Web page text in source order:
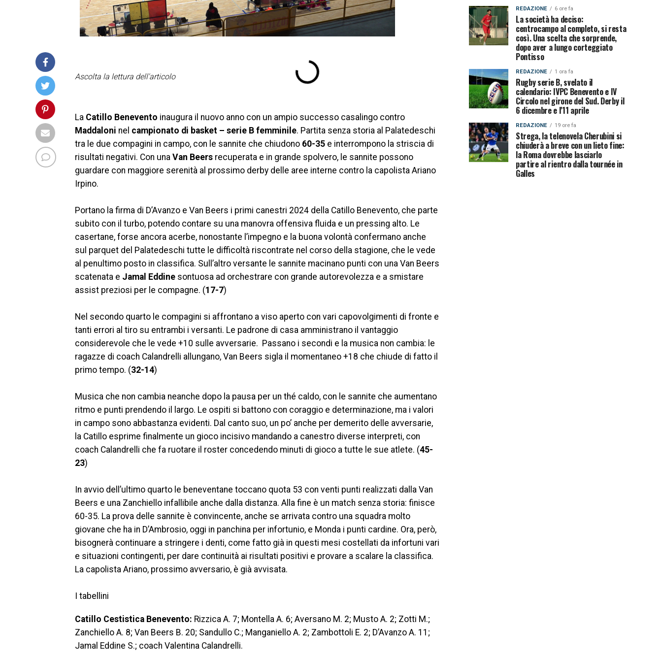
Ascolta la lettura dell'articolo
La Catillo Benevento inaugura il nuovo anno con un ampio successo casalingo contro
Maddaloni nel campionato di basket – serie B femminile. Partita senza storia al Palatedeschi
tra le due compagini in campo, con le sannite che chiudono 60-35 e interrompono la striscia di
risultati negativi. Con una Van Beers recuperata e in grande spolvero, le sannite possono
guardare con maggiore serenità al prossimo derby delle aree interne contro la capolista Ariano
Irpino.
Portano la firma di D’Avanzo e Van Beers i primi canestri 2024 della Catillo Benevento, che parte
subito con il turbo, potendo contare su una manovra offensiva fluida e un pressing alto. Le
casertane, forse ancora acerbe, nonostante l’impegno e la buona volontà confermano anche
sul parquet del Palatedeschi tutte le difficoltà riscontrate nel corso della stagione, che le vede
al penultimo posto in classifica. Sull’altro versante le sannite macinano punti con una Van Beers
scatenata e Jamal Eddine sontuosa ad orchestrare con grande autorevolezza e a smistare
assist preziosi per le compagne. (17-7)
Nel secondo quarto le compagini si affrontano a viso aperto con vari capovolgimenti di fronte e
tanti errori al tiro su entrambi i versanti. Le padrone di casa amministrano il vantaggio
considerevole che le vede +10 sulle avversarie. Passano i secondi e la musica non cambia: le
ragazze di coach Calandrelli allungano, Van Beers sigla il momentaneo +18 che chiude di fatto il
primo tempo. (32-14)
Musica che non cambia neanche dopo la pausa per un thé caldo, con le sannite che aumentano
ritmo e punti prendendo il largo. Le ospiti si battono con coraggio e determinazione, ma i valori
in campo sono abbastanza evidenti. Dal canto suo, un po’ anche per demerito delle avversarie,
la Catillo esprime finalmente un gioco incisivo mandando a canestro diverse interpreti, con
coach Calandrelli che fa ruotare il roster concedendo minuti di gioco a tutte le sue atlete. (45-
23)
In avvio dell’ultimo quarto le beneventane toccano quota 53 con venti punti realizzati dalla Van
Beers e una Zanchiello infallibile anche dalla distanza. Alla fine è un match senza storia: finisce
60-35. La prova delle sannite è convincente, anche se arrivata contro una squadra molto
giovane che ha in D’Ambrosio, oggi in panchina per infortunio, e Monda i punti cardine. Ora, però,
bisognerà continuare a stringere i denti, come fatto già in questi mesi costellati da infortuni vari
e situazioni contingenti, per dare continuità ai risultati positivi e provare a scalare la classifica.
La capolista Ariano, prossimo avversario, è già avvisata.
I tabellini
Catillo Cestistica Benevento: Rizzica A. 7; Montella A. 6; Aversano M. 2; Musto A. 2; Zotti M.;
Zanchiello A. 8; Van Beers B. 20; Sandullo C.; Manganiello A. 2; Zambottoli E. 2; D’Avanzo A. 11;
Jamal Eddine S.; coach Valentina Calandrelli.
REDAZIONE 6 ore fa
La società ha deciso:
centrocampo al completo, si resta
così. Una scelta che sorprende,
dopo aver a lungo corteggiato
Pontisso
REDAZIONE 1 ora fa
Rugby serie B, svelato il
calendario: IVPC Benevento e IV
Circolo nel girone del Sud. Derby il
6 dicembre e l'11 aprile
REDAZIONE 19 ore fa
Strega, la telenovela Cherubini si
chiuderà a breve con un lieto fine:
la Roma dovrebbe lasciarlo
partire al rientro dalla tournée in
Galles